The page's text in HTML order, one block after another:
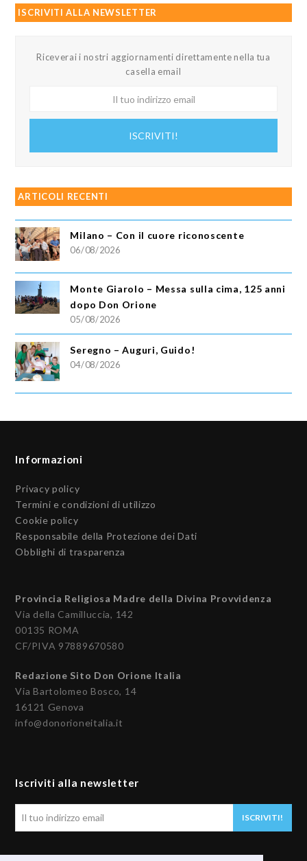
ISCRIVITI ALLA NEWSLETTER
Riceverai i nostri aggiornamenti direttamente nella tua
casella email
ISCRIVITI!
ARTICOLI RECENTI
Milano – Con il cuore riconoscente
06/08/2026
Monte Giarolo – Messa sulla cima, 125 anni
dopo Don Orione
05/08/2026
Seregno – Auguri, Guido!
04/08/2026
Informazioni
Privacy policy
Termini e condizioni di utilizzo
Cookie policy
Responsabile della Protezione dei Dati
Obblighi di trasparenza
Provincia Religiosa Madre della Divina Provvidenza
Via della Camilluccia, 142
00135 ROMA
CF/PIVA 97889670580
Redazione Sito Don Orione Italia
Via Bartolomeo Bosco, 14
16121 Genova
info@donorioneitalia.it
Iscriviti alla newsletter
ISCRIVITI!